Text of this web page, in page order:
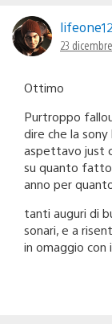
lifeone12
23
Ottimo
Purtroppo
dire che la
aspettavo just
su quanto
anno per
tanti auguri di
sonari, e a
in omaggio con